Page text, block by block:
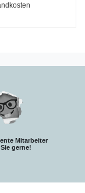
Mitarbeiter
gerne!